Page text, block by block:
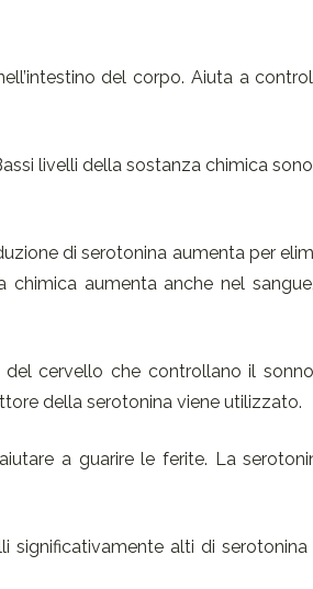
del corpo. Aiuta a
livelli della sostanza chimica
di serotonina aumenta per
aumenta anche nel
cervello che controllano il
della serotonina viene utilizzato.
a guarire le ferite. La
significativamente alti di serotonina